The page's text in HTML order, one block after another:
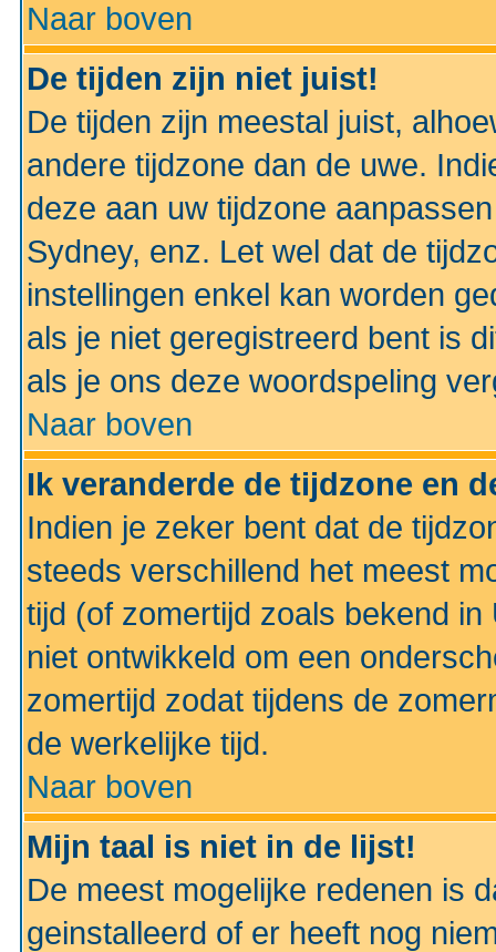
Naar boven
De tijden zijn niet juist!
De tijden zijn meestal juist,
andere tijdzone dan de uwe.
deze aan uw tijdzone
Sydney, enz. Let wel dat de
instellingen enkel kan worden
als je niet geregistreerd bent is
als je ons deze woordspeling
Naar boven
Ik veranderde de tijdzone en
Indien je zeker bent dat de
steeds verschillend het meest
tijd (of zomertijd zoals bekend
niet ontwikkeld om een
zomertijd zodat tijdens de
de werkelijke tijd.
Naar boven
Mijn taal is niet in de lijst!
De meest mogelijke redenen is
geinstalleerd of er heeft nog